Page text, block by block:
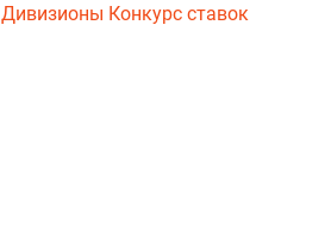
Дивизионы Конкурс ставок